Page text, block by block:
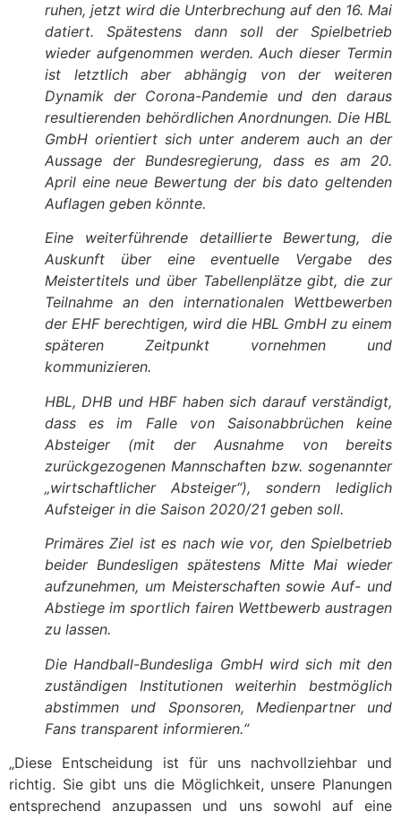
ruhen, jetzt wird die Unterbrechung auf den 16. Mai
datiert. Spätestens dann soll der Spielbetrieb
wieder aufgenommen werden. Auch dieser Termin
ist letztlich aber abhängig von der weiteren
Dynamik der Corona-Pandemie und den daraus
resultierenden behördlichen Anordnungen. Die HBL
GmbH orientiert sich unter anderem auch an der
Aussage der Bundesregierung, dass es am 20.
April eine neue Bewertung der bis dato geltenden
Auflagen geben könnte.
Eine weiterführende detaillierte Bewertung, die
Auskunft über eine eventuelle Vergabe des
Meistertitels und über Tabellenplätze gibt, die zur
Teilnahme an den internationalen Wettbewerben
der EHF berechtigen, wird die HBL GmbH zu einem
späteren Zeitpunkt vornehmen und
kommunizieren.
HBL, DHB und HBF haben sich darauf verständigt,
dass es im Falle von Saisonabbrüchen keine
Absteiger (mit der Ausnahme von bereits
zurückgezogenen Mannschaften bzw. sogenannter
„wirtschaftlicher Absteiger“), sondern lediglich
Aufsteiger in die Saison 2020/21 geben soll.
Primäres Ziel ist es nach wie vor, den Spielbetrieb
beider Bundesligen spätestens Mitte Mai wieder
aufzunehmen, um Meisterschaften sowie Auf- und
Abstiege im sportlich fairen Wettbewerb austragen
zu lassen.
Die Handball-Bundesliga GmbH wird sich mit den
zuständigen Institutionen weiterhin bestmöglich
abstimmen und Sponsoren, Medienpartner und
Fans transparent informieren.“
„Diese Entscheidung ist für uns nachvollziehbar und
richtig. Sie gibt uns die Möglichkeit, unsere Planungen
entsprechend anzupassen und uns sowohl auf eine